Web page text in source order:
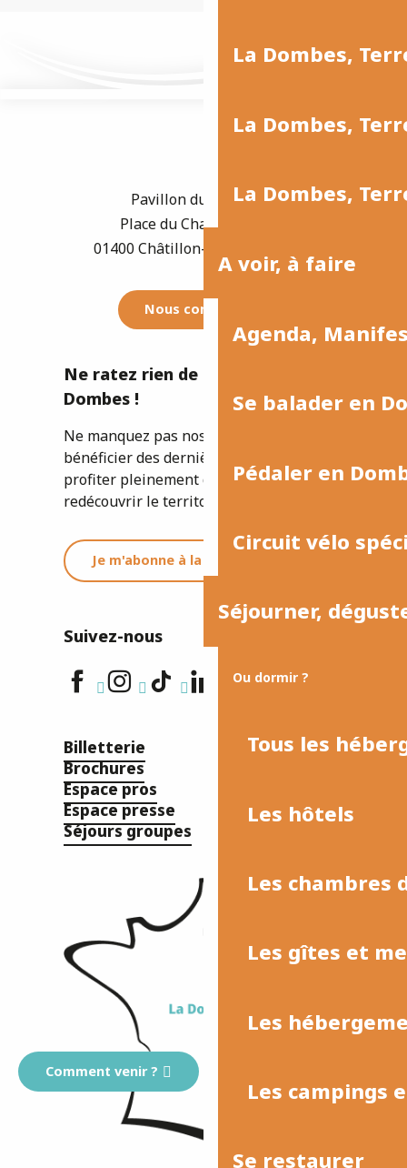
La Dombes,
La Dombes,
La Dombes,
A voir, à faire
Agenda,
Se balader en
Pédaler en
Circuit vélo
Séjourner,
Ou dormir ?
Tous les
Les hôtels
Les chambres
Les gîtes et
Les
Les campings
Se restaurer
Pavillon du Tourisme
Place du Champ de Foire
01400 Châtillon-sur-Chalaronne
Nous contacter
Ne ratez rien de l'actualité de la
Dombes !
Ne manquez pas nos newsletters pour
bénéficier des dernières informations et
profiter pleinement de votre séjour ou
redécouvrir le territoire.
Je m'abonne à la newsletter
Suivez-nous
Billetterie
Brochures
Espace pros
Espace presse
Séjours groupes
Comment venir ?